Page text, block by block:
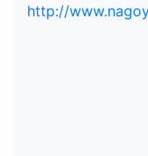
http://